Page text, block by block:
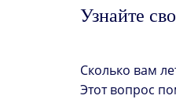
Узнайте
Сколько вам
Этот вопрос